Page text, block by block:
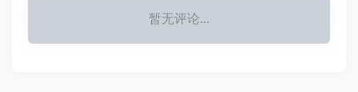
暂无评论...